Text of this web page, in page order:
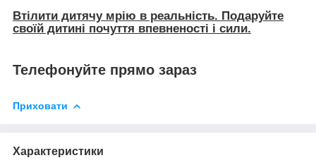
Втілити дитячу мрію в реальність. Подаруйте
своїй дитині почуття впевненості і сили.
Телефонуйте прямо зараз
Приховати
Характеристики